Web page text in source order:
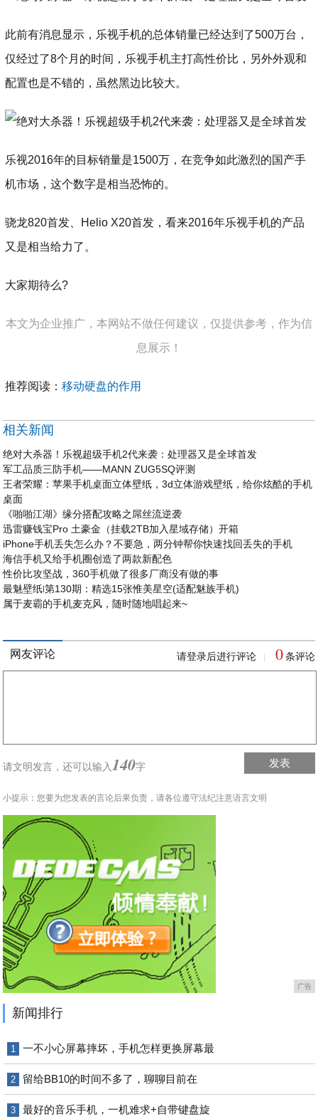
此前有消息显示，乐视手机的总体销量已经达到了500万台，
仅经过了8个月的时间，乐视手机主打高性价比，另外外观和
配置也是不错的，虽然黑边比较大。
乐视2016年的目标销量是1500万，在竞争如此激烈的国产手
机市场，这个数字是相当恐怖的。
骁龙820首发、Helio X20首发，看来2016年乐视手机的产品
又是相当给力了。
大家期待么?
本文为企业推广，本网站不做任何建议，仅提供参考，作为信
息展示！
推荐阅读：移动硬盘的作用
相关新闻
绝对大杀器！乐视超级手机2代来袭：处理器又是全球首发
军工品质三防手机——MANN ZUG5SQ评测
王者荣耀：苹果手机桌面立体壁纸，3d立体游戏壁纸，给你炫酷的手机
桌面
《啪啪江湖》缘分搭配攻略之屌丝流逆袭
迅雷赚钱宝Pro 土豪金（挂载2TB加入星域存储）开箱
iPhone手机丢失怎么办？不要急，两分钟帮你快速找回丢失的手机
海信手机又给手机圈创造了两款新配色
性价比攻坚战，360手机做了很多厂商没有做的事
最魅壁纸∣第130期：精选15张惟美星空(适配魅族手机)
属于麦霸的手机麦克风，随时随地唱起来~
网友评论 请登录后进行评论 0 条评论
请文明发言，还可以输入 140字 发表
小提示：您要为您发表的言论后果负责，请各位遵守法纪注意语言文明
广告
新闻排行
1 一不小心屏幕摔坏，手机怎样更换屏幕最
2 留给BB10的时间不多了，聊聊目前在
3 最好的音乐手机，一机难求+自带键盘旋